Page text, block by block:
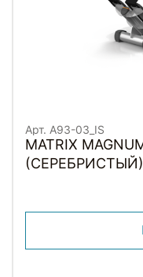
Арт. A93-03_IS
MATRIX
(СЕРЕБРИСТЫЙ)